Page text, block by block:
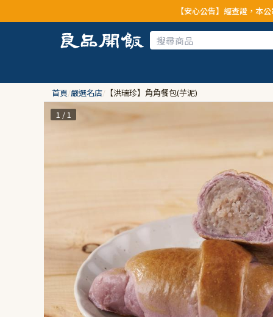
【安心公告】經查證，本公司全品項與上游
首頁/嚴選名店/ 【洪瑞珍】角角餐包(芋泥)
1 / 1